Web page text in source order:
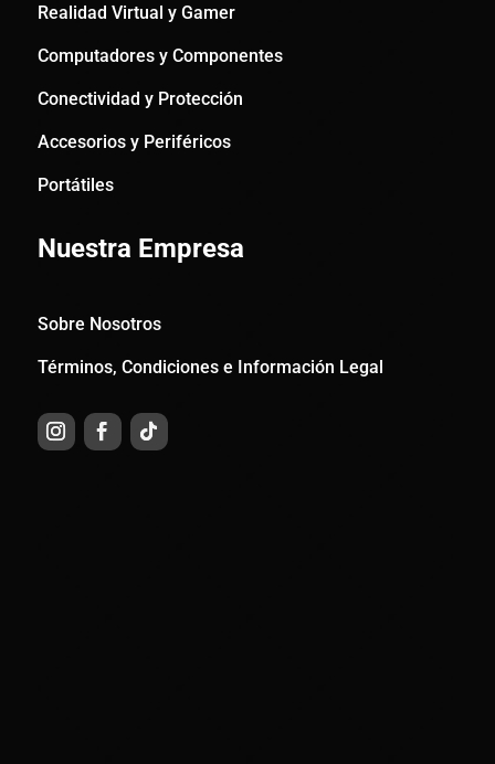
Realidad Virtual y Gamer
Computadores y Componentes
Conectividad y Protección
Accesorios y Periféricos
Portátiles
Nuestra Empresa
Sobre Nosotros
Términos, Condiciones e Información Legal